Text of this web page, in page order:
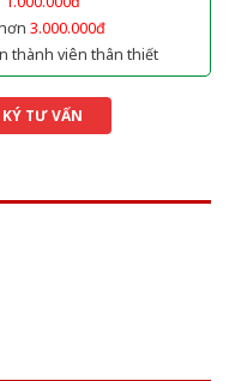
3.000.000đ
thành viên thân thiết
TƯ VẤN